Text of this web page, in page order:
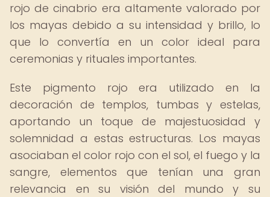
rojo de cinabrio era altamente valorado por
los mayas debido a su intensidad y brillo, lo
que lo convertía en un color ideal para
ceremonias y rituales importantes.
Este pigmento rojo era utilizado en la
decoración de templos, tumbas y estelas,
aportando un toque de majestuosidad y
solemnidad a estas estructuras. Los mayas
asociaban el color rojo con el sol, el fuego y la
sangre, elementos que tenían una gran
relevancia en su visión del mundo y su